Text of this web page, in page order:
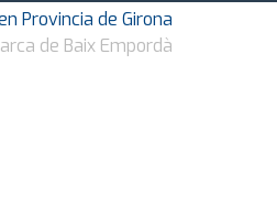
Provincia de Girona
de Baix Empordà